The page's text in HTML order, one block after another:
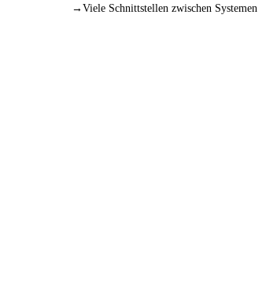
Viele Schnittstellen zwischen Systemen